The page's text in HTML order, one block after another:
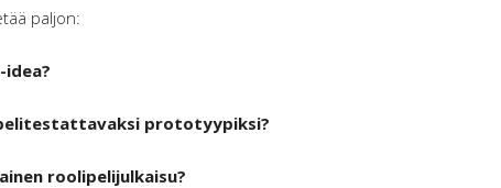
paljon:
prototyypiksi?
roolipelijulkaisu?